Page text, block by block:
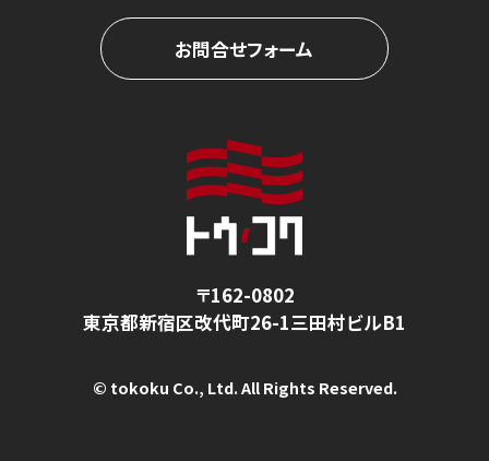
〒162-0802
東京都新宿区改代町26-1三田村ビルB1
お問合せフォーム
© tokoku Co., Ltd. All Rights Reserved.